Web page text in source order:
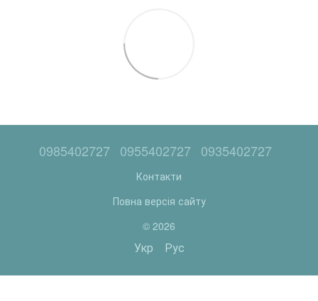
0985402727 0955402727 0935402727
Контакти
Повна версія сайту
© 2026
Укр Рус